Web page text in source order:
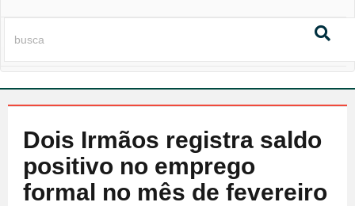
Dois Irmãos registra saldo
positivo no emprego
formal no mês de fevereiro